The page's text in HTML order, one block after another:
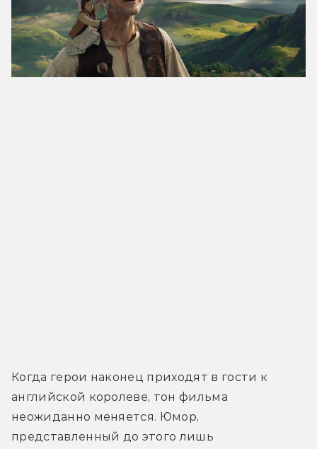
Когда герои наконец приходят в гости к
английской королеве, тон фильма
неожиданно меняется. Юмор,
представленный до этого лишь